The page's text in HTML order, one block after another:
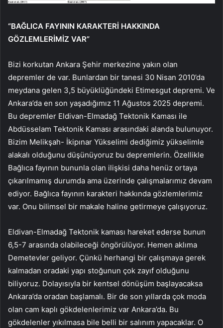
“BAĞLICA FAYININ KARAKTERİ HAKKINDA
GÖZLEMLERİMİZ VAR”
Bizi korkutan Ankara Şehir merkezine yakın olan
depremler de var. Bunlardan bir tanesi 30 Nisan 2010’da
meydana gelen 3,5 büyüklüğündeki Etimesgut depremi. Ve
Ankara’da en son yaşadığımız 11 Ağustos 2025 depremi.
Bu depremler Eldivan-Elmadağ Tektonik Kaması ile
Abdüsselam Tektonik Kaması arasındaki alanda bulunuyor.
Bizim Melikşah- İkipınar Yükselimi dediğimiz yükselimle
alakalı olduğunu düşünüyoruz bu depremlerin. Özellikle
Bağlıca fayının bununla olan ilişkisi daha henüz ortaya
çıkarılmamış durumda ama üzerinde çalışmalarımız devam
ediyor. Bağlıca fayının karakteri hakkında gözlemlerimiz
var. Onu bilimsel bir makale haline getirmeye çalışıyoruz.
Eldivan-Elmadağ Tektonik kaması hareket ederse bunun
6,5-7 arasında olabileceği öngörülüyor. Hemen aklıma
Demetevler geliyor. Çünkü herhangi bir çalışmaya gerek
kalmadan oradaki yapı stoğunun çok zayıf olduğunu
biliyoruz. Dolayısıyla bir kentsel dönüşüm başlayacaksa
Ankara’da oradan başlamalı. Bir de son yıllarda çok moda
olan cam kaplı gökdelenlerimiz var Ankara’da. Bu
gökdelenler yıkılmasa bile belli bir salınım yapacaklar. O